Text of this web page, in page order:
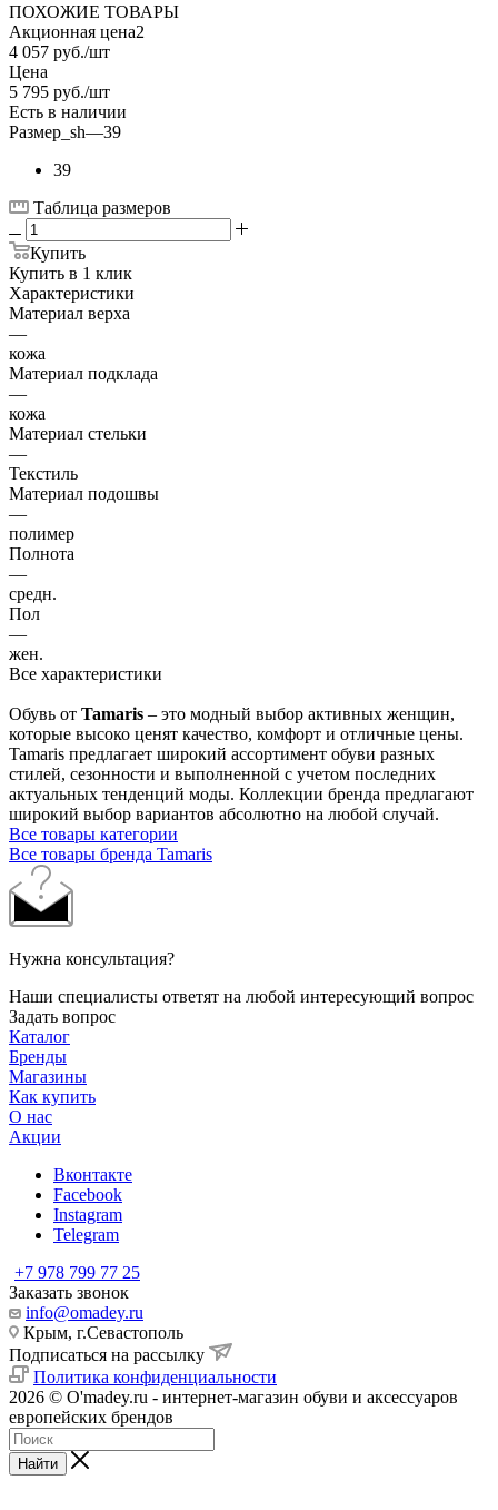
ПОХОЖИЕ ТОВАРЫ
Акционная цена2
4 057 руб./шт
Цена
5 795 руб./шт
Есть в наличии
Размер_sh—39
39
Таблица размеров
Купить
Купить в 1 клик
Характеристики
Материал верха
—
кожа
Материал подклада
—
кожа
Материал стельки
—
Текстиль
Материал подошвы
—
полимер
Полнота
—
средн.
Пол
—
жен.
Все характеристики
Обувь от Tamaris – это модный выбор активных женщин,
которые высоко ценят качество, комфорт и отличные цены.
Tamaris предлагает широкий ассортимент обуви разных
стилей, сезонности и выполненной с учетом последних
актуальных тенденций моды. Коллекции бренда предлагают
широкий выбор вариантов абсолютно на любой случай.
Все товары категории
Все товары бренда Tamaris
Нужна консультация?
Наши специалисты ответят на любой интересующий вопрос
Задать вопрос
Каталог
Бренды
Магазины
Как купить
О нас
Акции
Вконтакте
Facebook
Instagram
Telegram
+7 978 799 77 25
Заказать звонок
info@omadey.ru
Крым, г.Севастополь
Подписаться на рассылку
Политика конфиденциальности
2026 © O'madey.ru - интернет-магазин обуви и аксессуаров
европейских брендов
Найти